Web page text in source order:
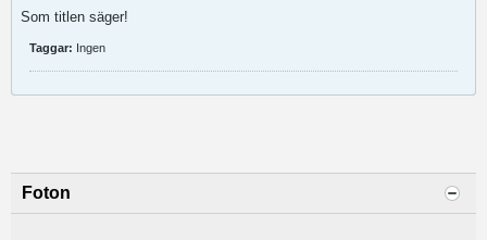
Som titlen säger!
Taggar: Ingen
Foton